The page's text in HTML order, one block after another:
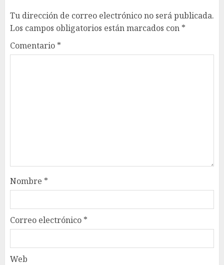
Tu dirección de correo electrónico no será publicada.
Los campos obligatorios están marcados con *
Comentario *
Nombre *
Correo electrónico *
Web